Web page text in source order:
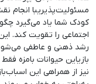
مسئولیت‌پذیریبا انجام
کودک شما یاد می‌گیرد
اجتماعی را تقویت کند.
رشد ذهنی و عاطفی
بازیاین حیوانات بامزه
نیز از همراهی این